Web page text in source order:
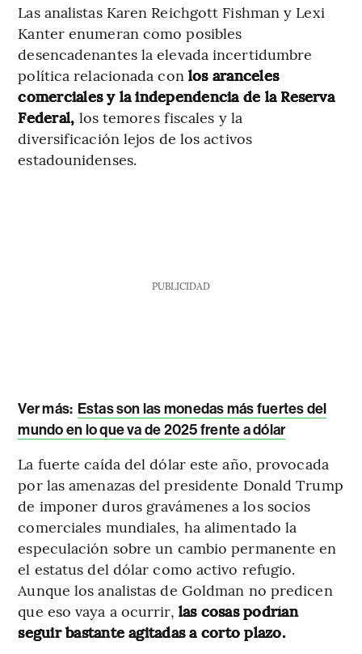
Las analistas Karen Reichgott Fishman y Lexi
Kanter enumeran como posibles
desencadenantes la elevada incertidumbre
política relacionada con los aranceles
comerciales y la independencia de la Reserva
Federal, los temores fiscales y la
diversificación lejos de los activos
estadounidenses.
PUBLICIDAD
Ver más: Estas son las monedas más fuertes del
mundo en lo que va de 2025 frente a dólar
La fuerte caída del dólar este año, provocada
por las amenazas del presidente Donald Trump
de imponer duros gravámenes a los socios
comerciales mundiales, ha alimentado la
especulación sobre un cambio permanente en
el estatus del dólar como activo refugio.
Aunque los analistas de Goldman no predicen
que eso vaya a ocurrir, las cosas podrían
seguir bastante agitadas a corto plazo.